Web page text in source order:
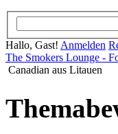
Hallo, Gast! Anmelden
The Smokers Lounge -
Canadian aus Litauen